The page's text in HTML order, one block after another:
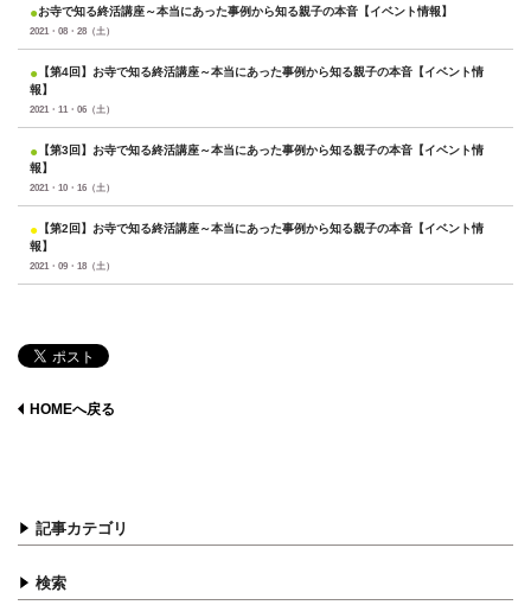
2021・08・28（土）
●お寺で知る終活講座～本当にあった事例から知る親子の本音【イベント情報】
2021・11・06（土）
● 【第4回】お寺で知る終活講座～本当にあった事例から知る親子の本音【イベント情
報】
2021・10・16（土）
● 【第3回】お寺で知る終活講座～本当にあった事例から知る親子の本音【イベント情
報】
2021・09・18（土）
● 【第2回】お寺で知る終活講座～本当にあった事例から知る親子の本音【イベント情
報】
HOMEへ戻る
記事カテゴリ
検索